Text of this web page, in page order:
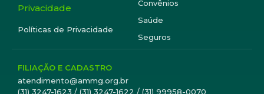
Privacidade
Políticas de Privacidade
Convênios
Saúde
Seguros
FILIAÇÃO E CADASTRO
atendimento@ammg.org.br
(31) 3247-1623 / (31) 3247-1622 / (31) 99958-0070